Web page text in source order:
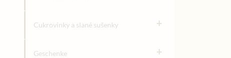
Cukrovinky a slané sušenky +
Geschenke +